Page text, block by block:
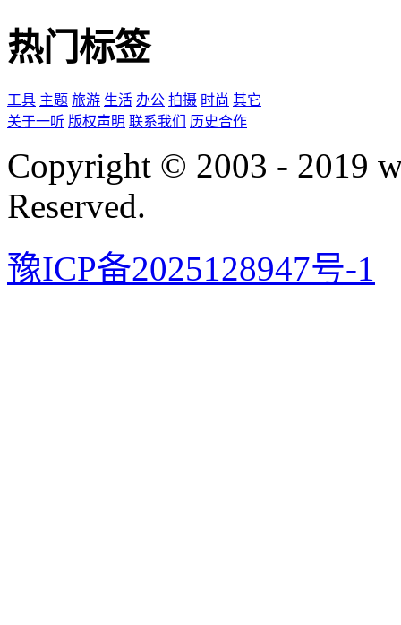
热门标签
工具 主题 旅游 生活 办公 拍摄 时尚 其它
关于一听 版权声明 联系我们 历史合作
Copyright © 2003 - 2019
Reserved.
豫ICP备2025128947号-1